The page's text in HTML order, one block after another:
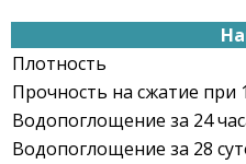
Плотность
Прочность на сжатие
Водопоглощение за 24
Водопоглощение за 28